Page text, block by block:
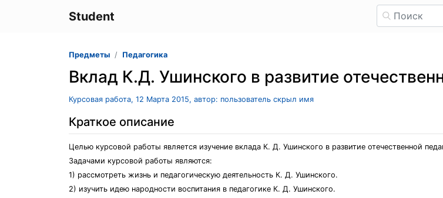
Student
Предметы Педагогика
Вклад К.Д. Ушинского в развитие
Курсовая работа, 12 Марта 2015, автор: пользователь скрыл имя
Краткое описание
Целью курсовой работы является изучение вклада К. Д. Ушинского в развитие отечественной
Задачами курсовой работы являются:
1) рассмотреть жизнь и педагогическую деятельность К. Д. Ушинского.
2) изучить идею народности воспитания в педагогике К. Д. Ушинского.